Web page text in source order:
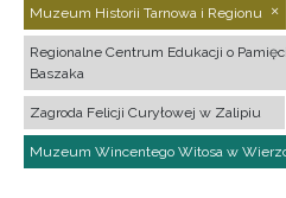
Muzeum Historii Tarnowa i Regionu
Regionalne Centrum Edukacji o
Baszaka
Zagroda Felicji Curyłowej w Zalipiu
Muzeum Wincentego Witosa w